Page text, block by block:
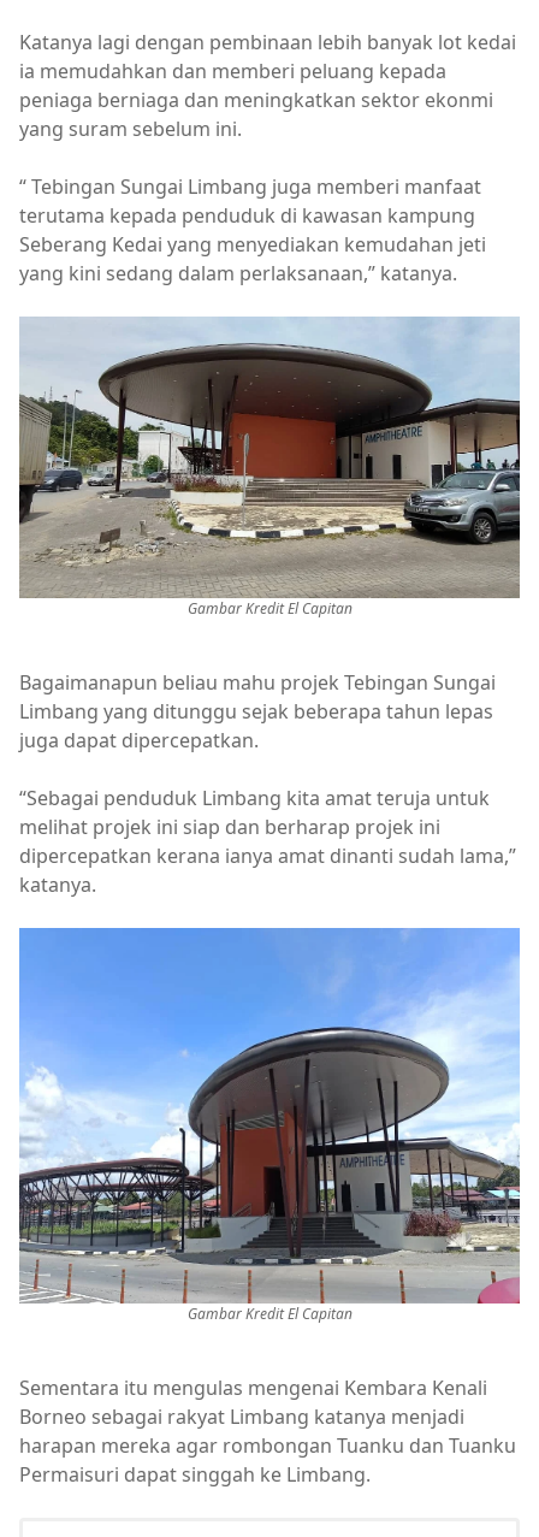
Katanya lagi dengan pembinaan lebih banyak lot kedai
ia memudahkan dan memberi peluang kepada
peniaga berniaga dan meningkatkan sektor ekonmi
yang suram sebelum ini.
“ Tebingan Sungai Limbang juga memberi manfaat
terutama kepada penduduk di kawasan kampung
Seberang Kedai yang menyediakan kemudahan jeti
yang kini sedang dalam perlaksanaan,” katanya.
Gambar Kredit El Capitan
Bagaimanapun beliau mahu projek Tebingan Sungai
Limbang yang ditunggu sejak beberapa tahun lepas
juga dapat dipercepatkan.
“Sebagai penduduk Limbang kita amat teruja untuk
melihat projek ini siap dan berharap projek ini
dipercepatkan kerana ianya amat dinanti sudah lama,”
katanya.
Gambar Kredit El Capitan
Sementara itu mengulas mengenai Kembara Kenali
Borneo sebagai rakyat Limbang katanya menjadi
harapan mereka agar rombongan Tuanku dan Tuanku
Permaisuri dapat singgah ke Limbang.